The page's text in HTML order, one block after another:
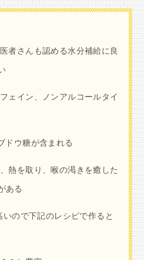
者さんも認める水分補給に良
ェイン、ノンアルコールタイ
ドウ糖が含まれる
熱を取り、喉の渇きを癒した
ある
ので下記のレシピで作ると